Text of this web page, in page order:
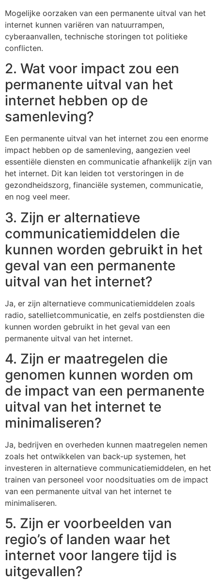
Mogelijke oorzaken van een permanente uitval van het
internet kunnen variëren van natuurrampen,
cyberaanvallen, technische storingen tot politieke
conflicten.
2. Wat voor impact zou een
permanente uitval van het
internet hebben op de
samenleving?
Een permanente uitval van het internet zou een enorme
impact hebben op de samenleving, aangezien veel
essentiële diensten en communicatie afhankelijk zijn van
het internet. Dit kan leiden tot verstoringen in de
gezondheidszorg, financiële systemen, communicatie,
en nog veel meer.
3. Zijn er alternatieve
communicatiemiddelen die
kunnen worden gebruikt in het
geval van een permanente
uitval van het internet?
Ja, er zijn alternatieve communicatiemiddelen zoals
radio, satellietcommunicatie, en zelfs postdiensten die
kunnen worden gebruikt in het geval van een
permanente uitval van het internet.
4. Zijn er maatregelen die
genomen kunnen worden om
de impact van een permanente
uitval van het internet te
minimaliseren?
Ja, bedrijven en overheden kunnen maatregelen nemen
zoals het ontwikkelen van back-up systemen, het
investeren in alternatieve communicatiemiddelen, en het
trainen van personeel voor noodsituaties om de impact
van een permanente uitval van het internet te
minimaliseren.
5. Zijn er voorbeelden van
regio’s of landen waar het
internet voor langere tijd is
uitgevallen?